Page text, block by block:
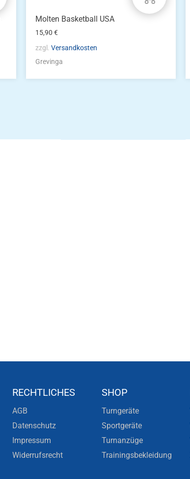
Molten Basketball USA
15,90€
zzgl.Versandkosten
Grevinga
RECHTLICHES
AGB
Datenschutz
Impressum
Widerrufsrecht
SHOP
Turngeräte
Sportgeräte
Turnanzüge
Trainingsbekleidung